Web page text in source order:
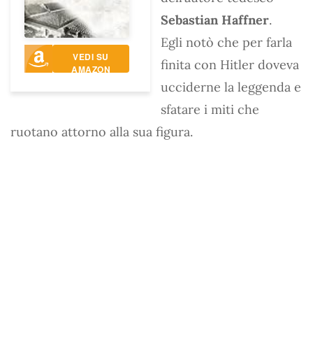
VEDI SU
AMAZON
Sebastian Haffner.
Egli notò che per farla
finita con Hitler doveva
ucciderne la leggenda e
sfatare i miti che
ruotano attorno alla sua figura.